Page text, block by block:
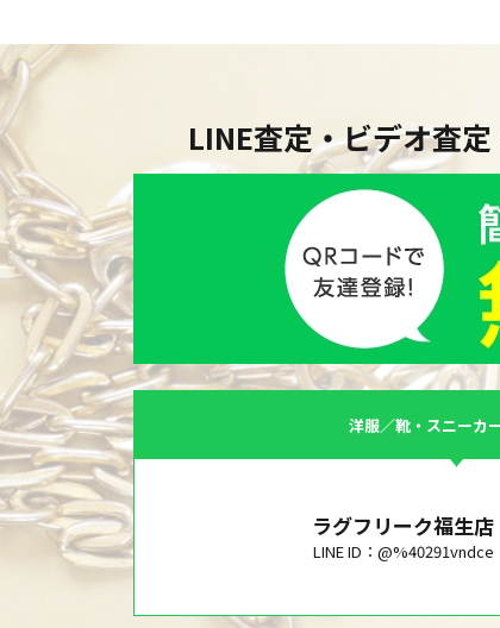
LINE査定・ビデオ査
洋服／靴・スニーカ
ラグフリーク福生店
LINE ID：@%40291vndce